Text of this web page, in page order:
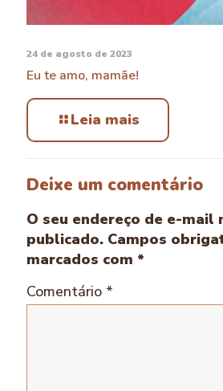
24 de agosto de 2023
Eu te amo, mamãe!
Leia mais
Deixe um comentário
O seu endereço de e-mail
publicado. Campos
marcados com *
Comentário *